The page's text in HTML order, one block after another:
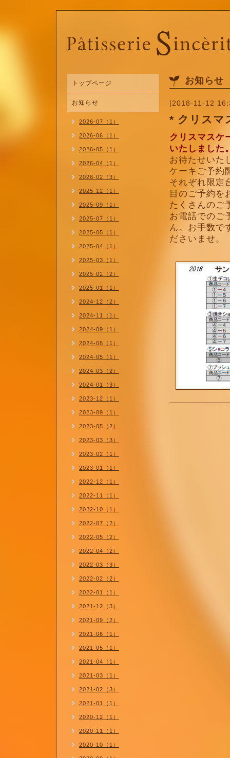
お知らせ
[2018-11-12
* クリスマ
クリスマスケ
いたしました
お待たせいた
ケーキご予約
それぞれ限定
目のご予約を
たくさんのご
お電話でのご
ん。お手数で
ださいませ。
トップページ
お知らせ
2026-07（1）
2026-06（1）
2026-05（1）
2026-04（1）
2026-02（3）
2025-12（1）
2025-09（1）
2025-07（1）
2025-05（1）
2025-04（1）
2025-03（1）
2025-02（2）
2025-01（1）
2024-12（2）
2024-11（1）
2024-09（1）
2024-08（1）
2024-05（1）
2024-03（2）
2024-01（3）
2023-12（1）
2023-09（1）
2023-05（2）
2023-03（3）
2023-02（1）
2023-01（1）
2022-12（1）
2022-11（1）
2022-10（1）
2022-07（2）
2022-05（2）
2022-04（2）
2022-03（3）
2022-02（2）
2022-01（1）
2021-12（3）
2021-09（2）
2021-06（1）
2021-05（1）
2021-04（1）
2021-03（1）
2021-02（3）
2021-01（1）
2020-12（1）
2020-11（1）
2020-10（1）